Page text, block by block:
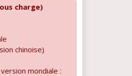
charge)
chinoise)
mondiale :